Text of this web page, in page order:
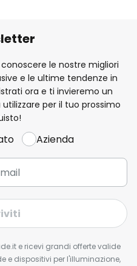
le nostre migliori
e le ultime tendenze in
ora e ti invieremo un
per il tuo prossimo
Azienda
e ricevi grandi offerte valide
dispositivi per l'illuminazione,